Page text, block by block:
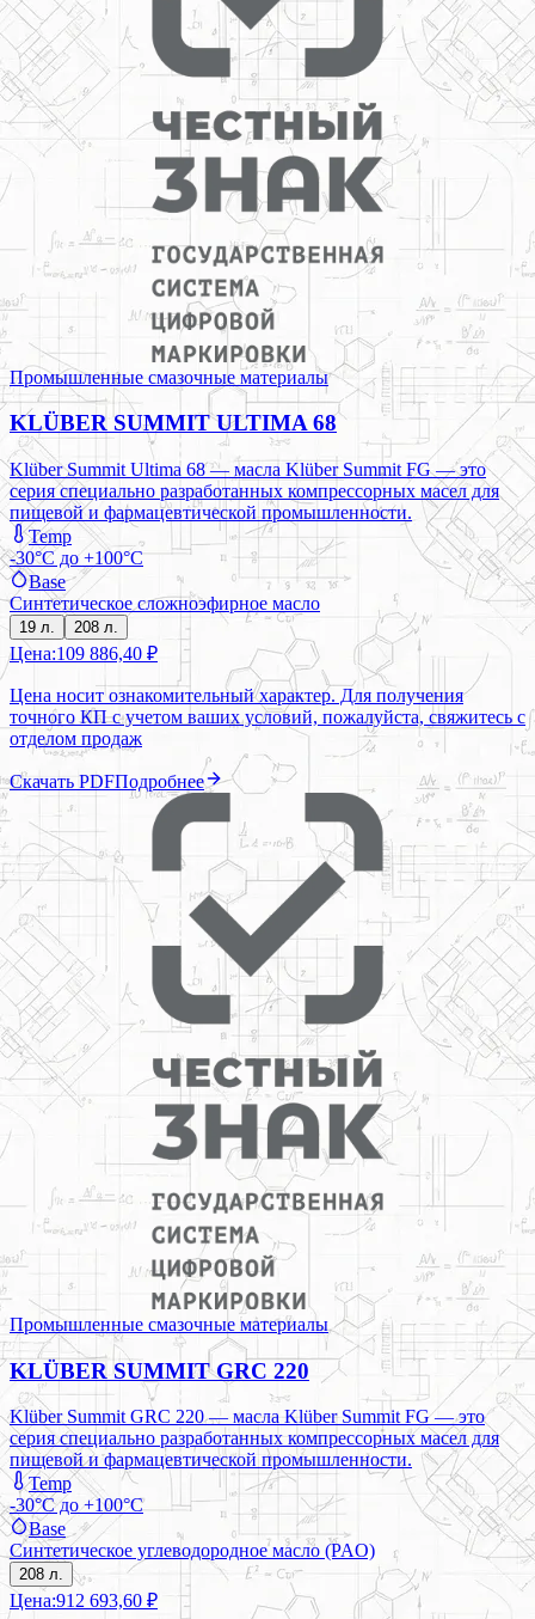
Промышленные смазочные материалы
KLÜBER SUMMIT ULTIMA 68
Klüber Summit Ultima 68 — масла Klüber Summit FG — это
серия специально разработанных компрессорных масел для
пищевой и фармацевтической промышленности.
Temp
-30°C до +100°C
Base
Синтетическое сложноэфирное масло
19 л. 208 л.
Цена:109 886,40 ₽
Цена носит ознакомительный характер. Для получения
точного КП с учетом ваших условий, пожалуйста, свяжитесь с
отделом продаж
Скачать PDFПодробнее
Промышленные смазочные материалы
KLÜBER SUMMIT GRC 220
Klüber Summit GRC 220 — масла Klüber Summit FG — это
серия специально разработанных компрессорных масел для
пищевой и фармацевтической промышленности.
Temp
-30°C до +100°C
Base
Синтетическое углеводородное масло (PAO)
208 л.
Цена:912 693,60 ₽